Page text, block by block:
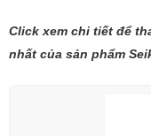
Click xem chi tiết để
nhất của sản phẩm